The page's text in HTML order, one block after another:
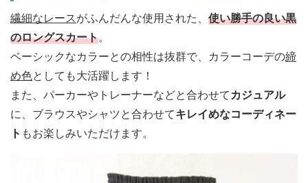
繊細なレースがふんだんな使用された、 使い勝手の良い黒
のロングスカート。
ベーシックなカラーとの相性は抜群で、カラーコーデの締
め色としても大活躍します！
また、パーカーやトレーナーなどと合わせて カジュアル
に、ブラウスやシャツと合わせてキレイめなコーディネー
ト もお楽しみいただけます。